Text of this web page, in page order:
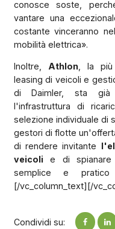
conosce soste,
vantare una
costante vinceranno
mobilità elettrica».
Inoltre, Athlon, la più
leasing di veicoli e
di Daimler, sta già
l'infrastruttura di
selezione individuale di
gestori di flotte
di rendere invitante
veicolie di spianare
semplice e
[/vc_column_text][/
Condividi su: